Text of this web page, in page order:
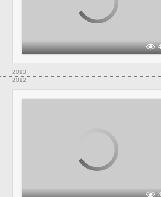
2013
2012